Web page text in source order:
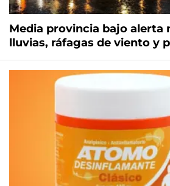
Media provincia bajo alerta
lluvias, ráfagas de viento y